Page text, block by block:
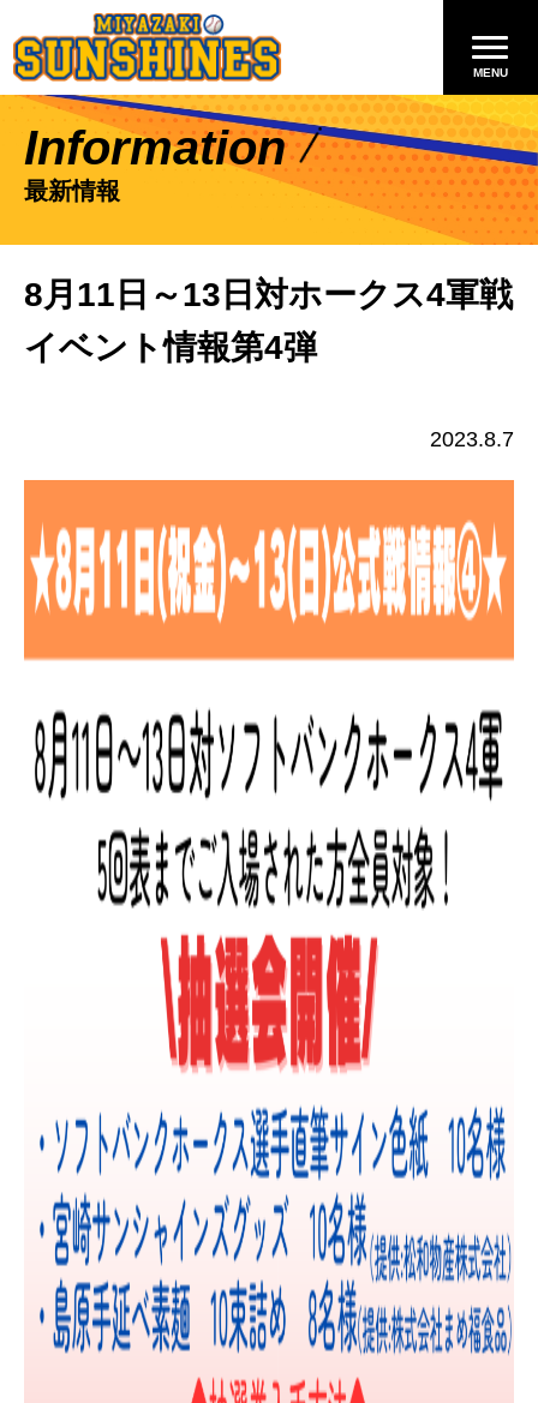
Information
最新情報
8月11日～13日対ホークス4軍戦
イベント情報第4弾
2023.8.7